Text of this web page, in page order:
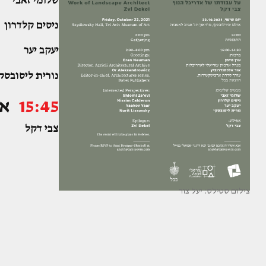
צילום סטילס: יעל צור
ניסים קלדרון
יעקב יער
נורית
15:45
צבי דקל